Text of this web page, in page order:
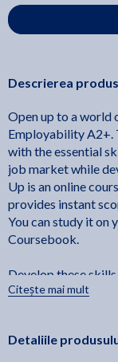
Descrierea
Open up to a world
Employability A2+.
with the essential
job market while
Up is an online
provides instant
You can study it on
Coursebook.
Develop these
including
Citește mai mult
Detaliile